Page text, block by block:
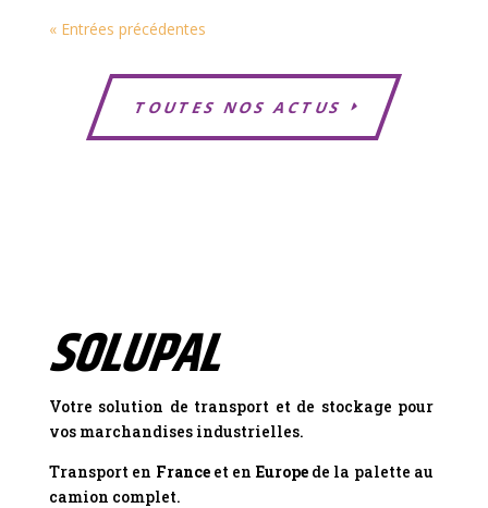
« Entrées précédentes
TOUTES NOS ACTUS
SOLUPAL
Votre solution de transport et de stockage pour
vos marchandises industrielles.
Transport en Franceet en Europede la palette au
camion complet.